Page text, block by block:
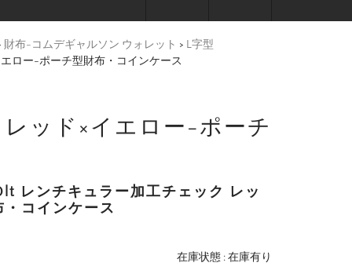
財布-コムデギャルソン ウォレット > L字型
ロー-ポーチ型財布・コインケース
ッド×イエロー-ポーチ
レンチキュラー加工チェック レッ
・コインケース
在庫状態 : 在庫有り